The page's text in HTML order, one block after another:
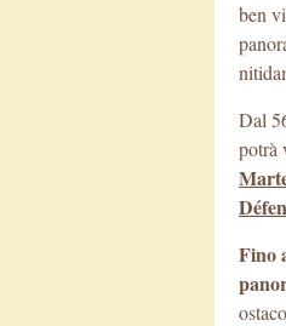
ben
Dal
potrà
Fino